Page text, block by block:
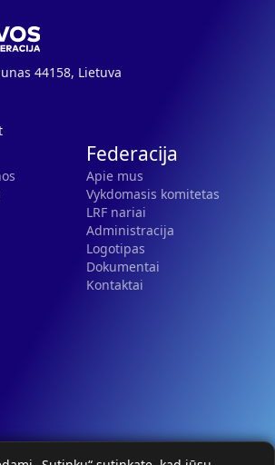
44158, Lietuva
Federacija
Apie mus
Vykdomasis komitetas
LRF nariai
Administracija
Logotipas
Dokumentai
Kontaktai